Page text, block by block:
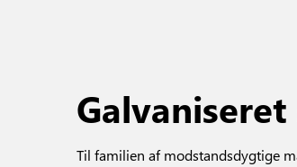
Til familien af modstandsdygtige